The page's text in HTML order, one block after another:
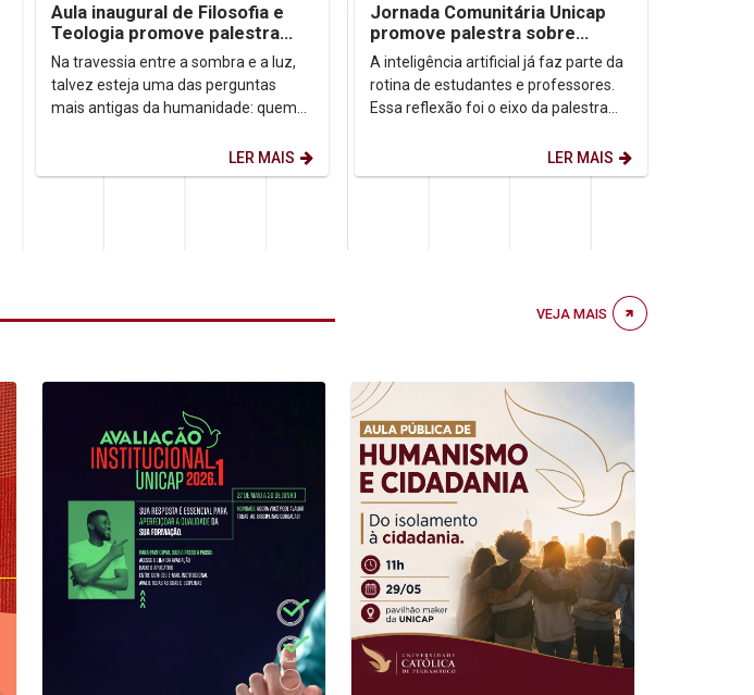
Aula inaugural de Filosofia e
Teologia promove palestra
sobre autoconhecimento
Na travessia entre a sombra e a luz,
talvez esteja uma das perguntas
mais antigas da humanidade: quem
LER MAIS
Jornada Comunitária Unicap
promove palestra sobre
aprendizagem com uso de IA
A inteligência artificial já faz parte da
rotina de estudantes e professores.
Essa reflexão foi o eixo da palestra
LER MAIS
VEJA MAIS